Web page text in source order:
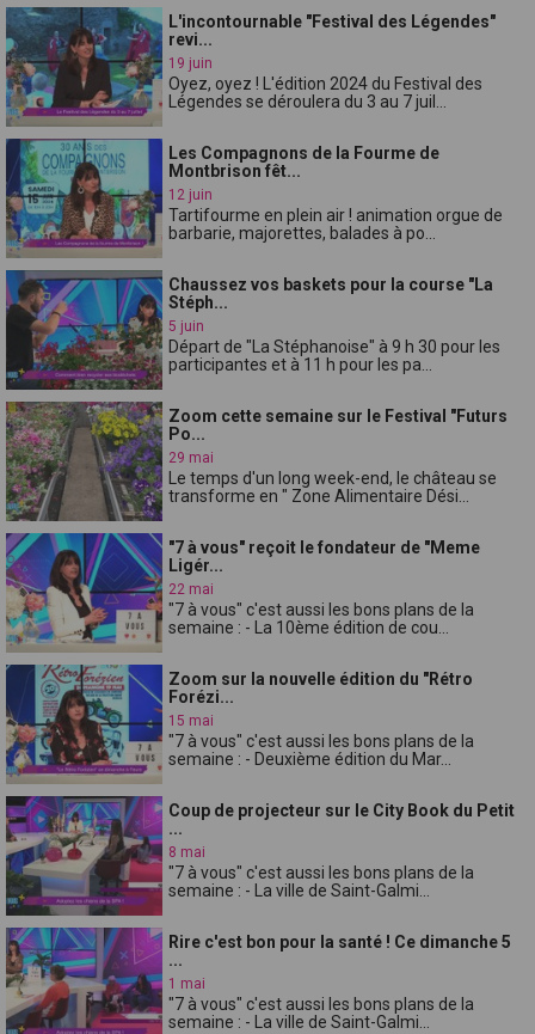
L'incontournable "Festival des Légendes"
revi...
19 juin
Oyez, oyez ! L'édition 2024 du Festival des
Légendes se déroulera du 3 au 7 juil...
Les Compagnons de la Fourme de
Montbrison fêt...
12 juin
Tartifourme en plein air ! animation orgue de
barbarie, majorettes, balades à po...
Chaussez vos baskets pour la course "La
Stéph...
5 juin
Départ de "La Stéphanoise" à 9 h 30 pour les
participantes et à 11 h pour les pa...
Zoom cette semaine sur le Festival "Futurs
Po...
29 mai
Le temps d'un long week-end, le château se
transforme en " Zone Alimentaire Dési...
"7 à vous" reçoit le fondateur de "Meme
Ligér...
22 mai
"7 à vous" c'est aussi les bons plans de la
semaine : - La 10ème édition de cou...
Zoom sur la nouvelle édition du "Rétro
Forézi...
15 mai
"7 à vous" c'est aussi les bons plans de la
semaine : - Deuxième édition du Mar...
Coup de projecteur sur le City Book du Petit
...
8 mai
"7 à vous" c'est aussi les bons plans de la
semaine : - La ville de Saint-Galmi...
Rire c'est bon pour la santé ! Ce dimanche 5
...
1 mai
"7 à vous" c'est aussi les bons plans de la
semaine : - La ville de Saint-Galmi...